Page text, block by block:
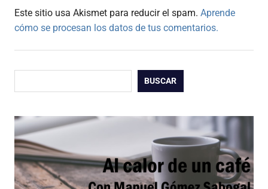
Este sitio usa Akismet para reducir el spam. Aprende
cómo se procesan los datos de tus comentarios.
BUSCAR